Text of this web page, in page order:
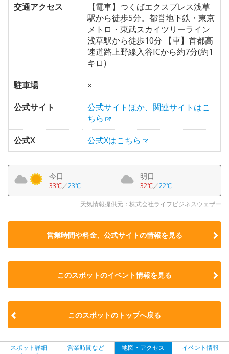
交通アクセス
【電車】つくばエクスプレス浅草
駅から徒歩5分。都営地下鉄・東京
メトロ・東武スカイツリーライン
浅草駅から徒歩10分 【車】首都高
速道路上野線入谷ICから約7分(約1
キロ)
駐車場
×
公式サイト
公式サイトほか、関連サイトはこ
ちら
公式X
公式Xはこちら
今日
33℃／23℃
明日
32℃／22℃
天気情報提供元：株式会社ライフビジネスウェザー
営業時間や料金、公式サイトの情報を見る
このスポットのイベント情報を見る
このスポットのトップへ戻る
スポット詳細
営業時間など 地図・アクセス イベント情報